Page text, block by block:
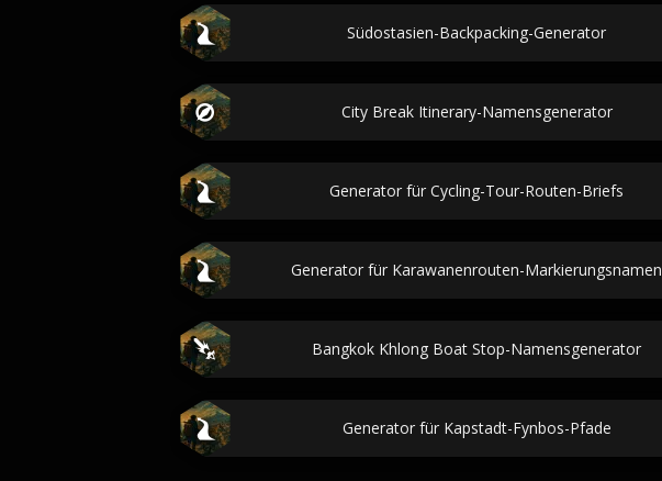
Südostasien-Backpacking-Generator
City Break Itinerary-Namensgenerator
Generator für Cycling-Tour-Routen-Briefs
Generator für Karawanenrouten-Markierungsnamen
Bangkok Khlong Boat Stop-Namensgenerator
Generator für Kapstadt-Fynbos-Pfade